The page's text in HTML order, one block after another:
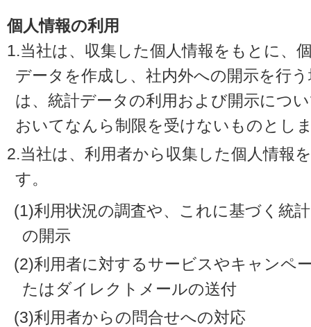
個人情報の利用
1.当社は、収集した個人情報をもとに、
データを作成し、社内外への開示を行
は、統計データの利用および開示につ
おいてなんら制限を受けないものとし
2.当社は、利用者から収集した個人情報
す。
(1)利用状況の調査や、これに基づく統
の開示
(2)利用者に対するサービスやキャンペ
たはダイレクトメールの送付
(3)利用者からの問合せへの対応